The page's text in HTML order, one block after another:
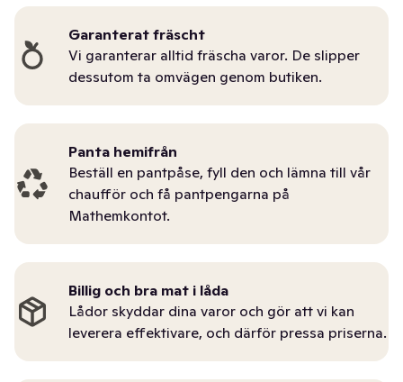
Garanterat fräscht
Vi garanterar alltid fräscha varor. De slipper
dessutom ta omvägen genom butiken.
Panta hemifrån
Beställ en pantpåse, fyll den och lämna till vår
chaufför och få pantpengarna på
Mathemkontot.
Billig och bra mat i låda
Lådor skyddar dina varor och gör att vi kan
leverera effektivare, och därför pressa priserna.